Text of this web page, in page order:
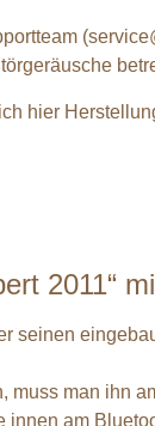
hier
2011“
man ihn
innen am